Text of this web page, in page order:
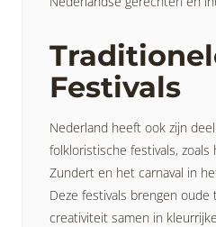
Festivals
Nederland heeft ook zijn
folkloristische festivals,
Zundert en het carnaval in
Deze festivals brengen
creativiteit samen in